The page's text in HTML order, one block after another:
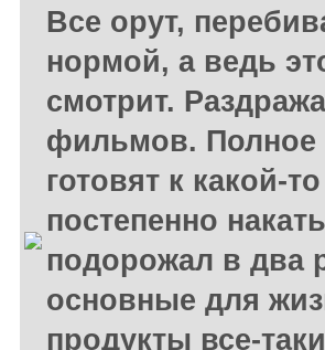
Все орут,
нормой, а ведь
смотрит.
фильмов. Полное
готовят к какой-
постепенно
подорожал в два
основные для
продукты все-